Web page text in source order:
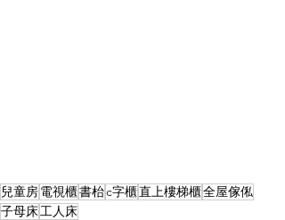
兒童房電視櫃書枱c字櫃直上樓梯櫃全屋傢俬
子母床工人床